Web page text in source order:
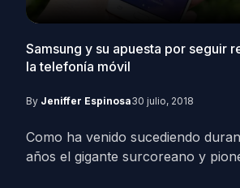
Samsung y su apuesta por seguir
la telefonía móvil
By Jeniffer Espinosa30 julio, 2018
Como ha venido sucediendo
años el gigante surcoreano y